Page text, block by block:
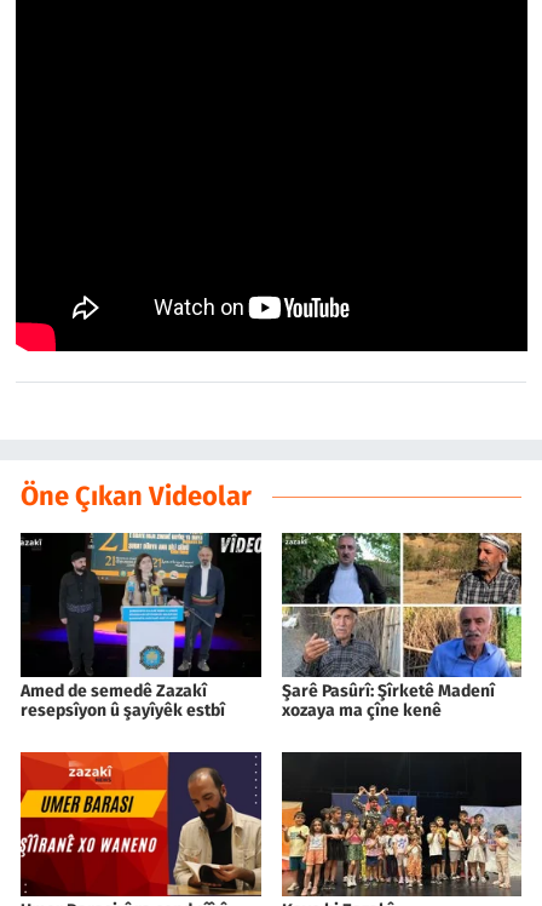
Öne Çıkan Videolar
Amed de semedê Zazakî
resepsîyon û şayîyêk estbî
Şarê Pasûrî: Şîrketê Madenî
xozaya ma çîne kenê